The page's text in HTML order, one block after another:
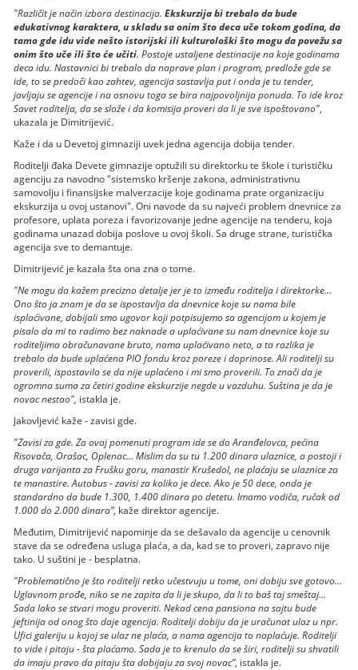
"Različit je način izbora destinacija.Ekskurzija bi trebalo da bude
edukativnog karaktera, u skladu sa onim što deca uče tokom godina, da
tamo gde idu vide nešto istorijski ili kulturološki što mogu da povežu sa
onim što uče ili što će učiti. Postoje ustaljene destinacije na koje godinama
deca idu. Nastavnici bi trebalo da naprave plan i program, predlože gde se
ide, to se predoči kao zahtev, agencija sastavlja put i onda je tu tender,
javljaju se agencije i na osnovu toga se bira najpovoljnija ponuda. To ide kroz
Savet roditelja, da se slože i da komisija proveri da li je sve ispoštovano",
ukazala je Dimitrijević.
Kaže i da u Devetoj gimnaziji uvek jedna agencija dobija tender.
Roditelji đaka Devete gimnazije optužili su direktorku te škole i turističku
agenciju za navodno "sistemsko kršenje zakona, administrativnu
samovolju i finansijske malverzacije koje godinama prate organizaciju
ekskurzija u ovoj ustanovi". Oni navode da su najveći problem dnevnice za
profesore, uplata poreza i favorizovanje jedne agencije na tenderu, koja
godinama unazad dobija poslove u ovoj školi. Sa druge strane, turistička
agencija sve to demantuje.
Dimitrijević je kazala šta ona zna o tome.
"Ne mogu da kažem precizno detalje jer je to između roditelja i direktorke…
Ono što ja znam je da se ispostavlja da dnevnice koje su nama bile
isplaćivane, dobijali smo ugovor koji potpisujemo sa agencijom u kojem je
pisalo da mi to radimo bez naknade a uplaćivane su nam dnevnice koje su
roditeljima obračunavane bruto, nama uplaćivano neto, a ta razlika je
trebalo da bude uplaćena PIO fondu kroz poreze i doprinose. Ali roditelji su
proverili, ispostavilo se da nije uplaćeno i mi smo proverili. To znači da je
ogromna suma za četiri godine ekskurzije negde u vazduhu. Suština je da je
novac nestao", istakla je.
Jakovljević kaže - zavisi gde.
"Zavisi za gde. Za ovaj pomenuti program ide se do Aranđelovca, pećina
Risovača, Orašac, Oplenac… Mislim da su tu 1.200 dinara ulaznice, a postoji i
druga varijanta za Frušku goru, manastir Krušedol, ne plaćaju se ulaznice za
te manastire. Autobus - zavisi za koliko je dece. Ako je 50 dece, onda je
standardno da bude 1.300, 1.400 dinara po detetu. Imamo vodiča, ručak od
1.000 do 2.000 dinara”, kaže direktor agencije.
Međutim, Dimitrijević napominje da se dešavalo da agencije u cenovnik
stave da se određena usluga plaća, a da, kad se to proveri, zapravo nije
tako. U suštini je - besplatna.
"Problematično je što roditelji retko učestvuju u tome, oni dobiju sve gotovo...
Uglavnom prođe, niko se ne zapita da li je skupo, da li to baš taj smeštaj…
Sada lako se stvari mogu proveriti. Nekad cena pansiona na sajtu bude
jeftinija od onog što daje agencija. Roditelji dobiju da je uračunat ulaz u npr.
Ufici galeriju u kojoj se ulaz ne plaća, a nama agencija to naplaćuje. Roditelji
to vide i pitaju - šta plaćamo. Sada je to krenulo da se širi, roditelji su shvatili
da imaju pravo da pitaju šta dobijaju za svoj novac”, istakla je.